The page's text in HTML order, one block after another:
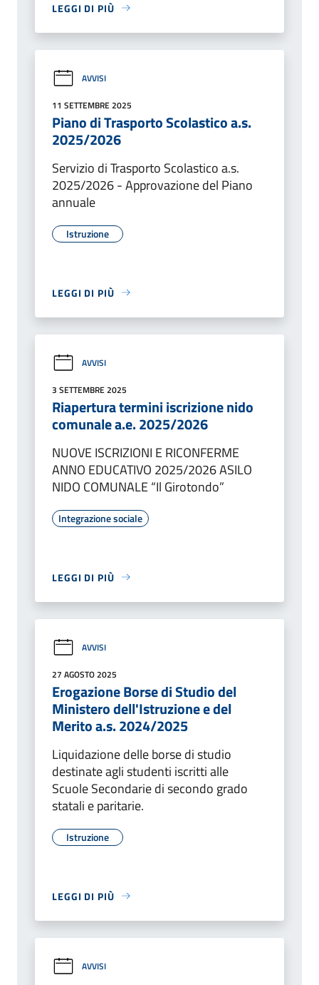
LEGGI DI PIÙ
AVVISI
11 SETTEMBRE 2025
Piano di Trasporto Scolastico a.s.
2025/2026
Servizio di Trasporto Scolastico a.s.
2025/2026 - Approvazione del Piano
annuale
Istruzione
LEGGI DI PIÙ
AVVISI
3 SETTEMBRE 2025
Riapertura termini iscrizione nido
comunale a.e. 2025/2026
NUOVE ISCRIZIONI E RICONFERME
ANNO EDUCATIVO 2025/2026 ASILO
NIDO COMUNALE “Il Girotondo”
Integrazione sociale
LEGGI DI PIÙ
AVVISI
27 AGOSTO 2025
Erogazione Borse di Studio del
Ministero dell'Istruzione e del
Merito a.s. 2024/2025
Liquidazione delle borse di studio
destinate agli studenti iscritti alle
Scuole Secondarie di secondo grado
statali e paritarie.
Istruzione
LEGGI DI PIÙ
AVVISI